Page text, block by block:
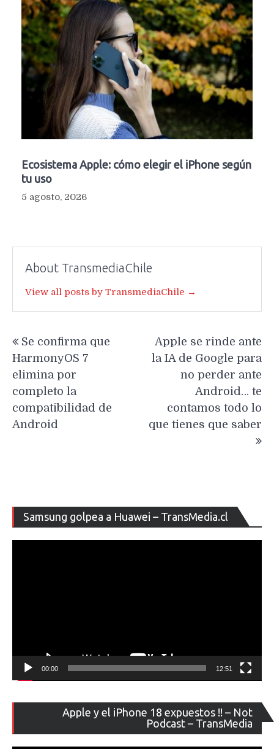
Ecosistema Apple: cómo elegir el iPhone según
tu uso
5 agosto, 2026
About TransmediaChile
View all posts by TransmediaChile →
de
entradas
Se confirma que
HarmonyOS 7
elimina por
completo la
compatibilidad de
Android
Apple se rinde ante
la IA de Google para
no perder ante
Android… te
contamos todo lo
que tienes que saber
Samsung golpea a Huawei – TransMedia.cl
de
00:00 12:51
Apple y el iPhone 18 expuestos !! – Not
Podcast – TransMedia
de